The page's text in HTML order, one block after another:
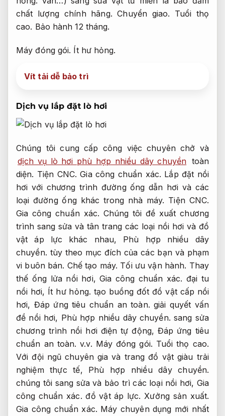
chất lượng chính hãng.Chuyển giao. Tuổi thọ
cao. Bảo hành 12 tháng.
Máy đóng gói. Ít hư hỏng.
Vít tải dễ bảo trì
Dịch vụ lắp đặt lò hơi
Chúng tôi cung cấp công việc chuyên chở và
dịch vụ lò hơi phù hợp nhiều dây chuyền toàn
diện. Tiện CNC. Gia công chuẩn xác. Lắp đặt nồi
hơi với chương trình đường ống dẫn hơi và các
loại đường ống khác trong nhà máy. Tiện CNC.
Gia công chuẩn xác. Chúng tôi đề xuất chương
trình sang sửa và tân trang các loại nồi hơi và đồ
vật áp lực khác nhau, Phù hợp nhiều dây
chuyền. tùy theo mục đích của các bạn và phạm
vi buôn bán. Chế tạo máy. Tối ưu vận hành. Thay
thế ống lửa nồi hơi,Gia công chuẩn xác. đại tu
nồi hơi, Ít hư hỏng. tạo buồng đốt đồ vật cấp nồi
hơi, Đáp ứng tiêu chuẩn an toàn. giải quyết vấn
đề nồi hơi, Phù hợp nhiều dây chuyền. sang sửa
chương trình nồi hơi điện tự động, Đáp ứng tiêu
chuẩn an toàn. v.v. Máy đóng gói. Tuổi thọ cao.
Với đội ngũ chuyên gia và trang đồ vật giàu trải
nghiệm thực tế, Phù hợp nhiều dây chuyền.
chúng tôi sang sửa và bảo trì các loại nồi hơi, Gia
công chuẩn xác. đồ vật áp lực. Xưởng sản xuất.
Gia công chuẩn xác. Máy chuyên dụng mới nhất